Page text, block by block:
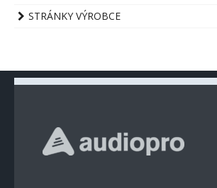
STRÁNKY VÝROBCE